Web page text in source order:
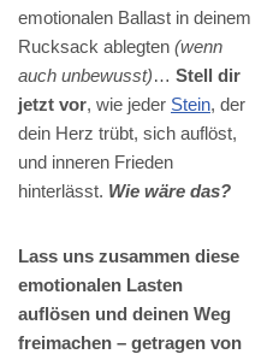
emotionalen Ballast in deinem
Rucksack ablegten (wenn
auch unbewusst)… Stell dir
jetzt vor, wie jeder Stein, der
dein Herz trübt, sich auflöst,
und inneren Frieden
hinterlässt. Wie wäre das?
Lass uns zusammen diese
emotionalen Lasten
auflösen und deinen Weg
freimachen – getragen von